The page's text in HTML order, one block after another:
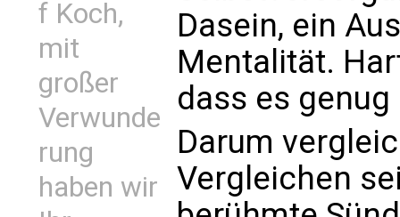
f Koch,
mit
großer
Verwunde
rung
haben wir
Dasein, ein
Mentalität.
dass es genug
Darum
Vergleichen